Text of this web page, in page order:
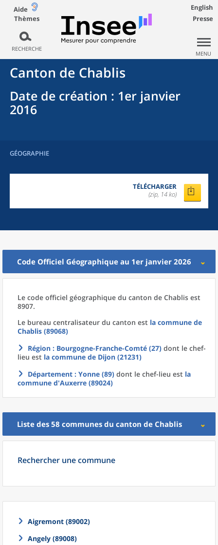
Aide
Thèmes
RECHERCHE
English
Presse
MENU
Canton de Chablis
Date de création : 1er janvier
2016
GÉOGRAPHIE
TÉLÉCHARGER
(zip, 14 ko)
Code Officiel Géographique au 1er janvier 2026
Le code officiel géographique du canton de Chablis est
8907.
Le bureau centralisateur du canton est la commune de
Chablis (89068)
Région : Bourgogne-Franche-Comté (27) dont le chef-
lieu est la commune de Dijon (21231)
Département : Yonne (89) dont le chef-lieu est la
commune d'Auxerre (89024)
Liste des 58 communes du canton de Chablis
Rechercher une commune
Aigremont (89002)
Angely (89008)